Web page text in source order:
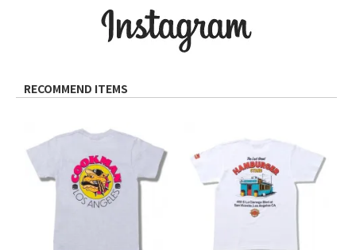
RECOMMEND ITEMS